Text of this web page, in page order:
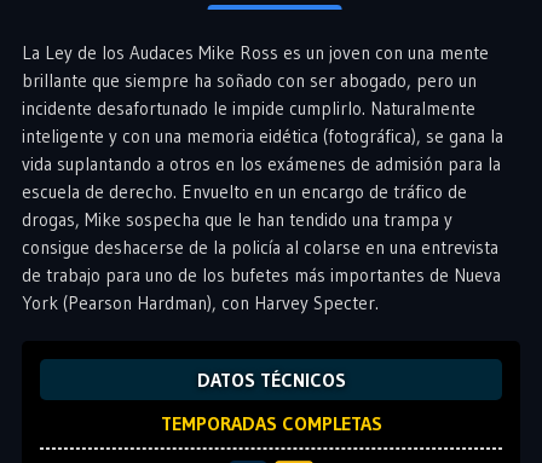
La Ley de los Audaces Mike Ross es un joven con una mente
brillante que siempre ha soñado con ser abogado, pero un
incidente desafortunado le impide cumplirlo. Naturalmente
inteligente y con una memoria eidética (fotográfica), se gana la
vida suplantando a otros en los exámenes de admisión para la
escuela de derecho. Envuelto en un encargo de tráfico de
drogas, Mike sospecha que le han tendido una trampa y
consigue deshacerse de la policía al colarse en una entrevista
de trabajo para uno de los bufetes más importantes de Nueva
York (Pearson Hardman), con Harvey Specter.
DATOS TÉCNICOS
TEMPORADAS COMPLETAS